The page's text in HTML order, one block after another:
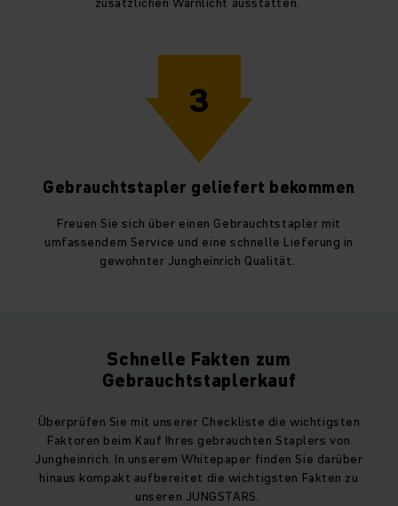
3
Gebrauchtstapler geliefert bekommen
Freuen Sie sich über einen Gebrauchtstapler mit
umfassendem Service und eine schnelle Lieferung in
gewohnter Jungheinrich Qualität.
Schnelle Fakten zum
Gebrauchtstaplerkauf
Überprüfen Sie mit unserer Checkliste die wichtigsten
Faktoren beim Kauf Ihres gebrauchten Staplers von
Jungheinrich. In unserem Whitepaper finden Sie darüber
hinaus kompakt aufbereitet die wichtigsten Fakten zu
unseren JUNGSTARS.